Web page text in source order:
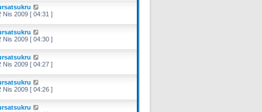
Nis 2009 [ 04:31 ]
Nis 2009 [ 04:30 ]
Nis 2009 [ 04:27 ]
Nis 2009 [ 04:26 ]